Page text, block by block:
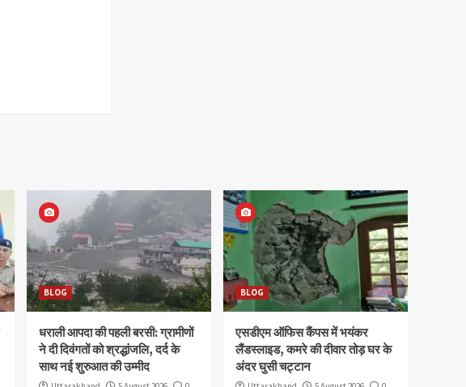
BLOG
धराली आपदा की पहली बरसी: ग्रामीणों
ने दी दिवंगतों को श्रद्धांजलि, दर्द के
साथ नई शुरुआत की उम्मीद
BLOG
एसडीएम ऑफिस कैंपस में भयंकर
लैंडस्लाइड, कमरे की दीवार तोड़ घर के
अंदर घुसी चट्टान